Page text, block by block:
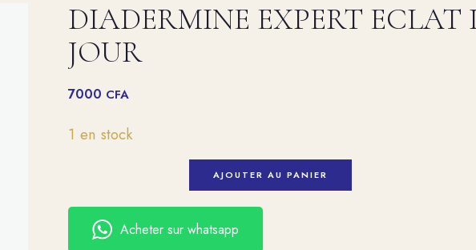
DIADERMINE EXPERT ECLAT
JOUR
7000 CFA
1 en stock
AJOUTER AU PANIER
Acheter sur whatsapp